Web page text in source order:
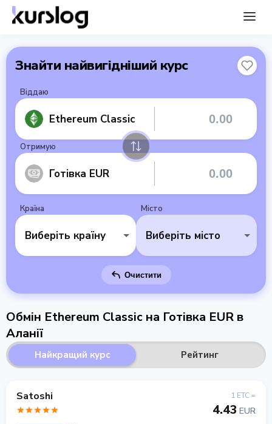
Знайти найвигідніший курс
Віддаю
Ethereum Classic
Отримую
Готівка EUR
Країна
Виберіть країну
Місто
Виберіть місто
Очистити
Обмін Ethereum Classic на Готівка EUR в
Аланії
Найкращий курс Рейтинг
Satoshi 1 ETC =
4.43 EUR